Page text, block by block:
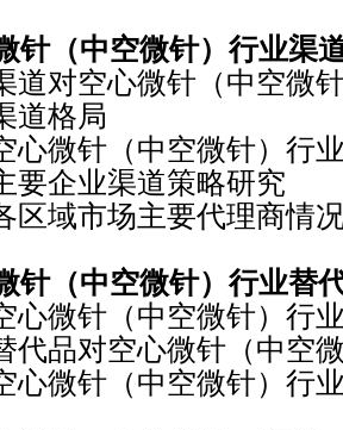
针（中空微针）行业渠
对空心微针（中空微
格局
微针（中空微针）行
企业渠道策略研究
域市场主要代理商情
针（中空微针）行业替
微针（中空微针）行
品对空心微针（中空
微针（中空微针）行